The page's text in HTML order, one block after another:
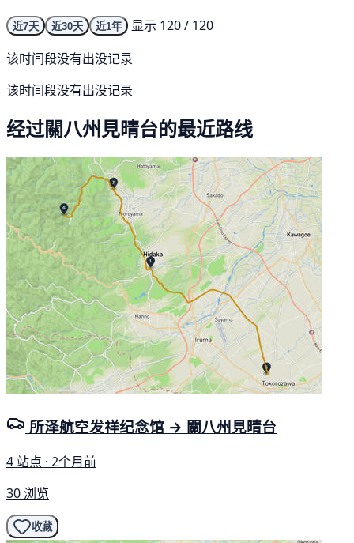
近7天 近30天 近1年
显示 120 / 120
该时间段没有出没记录
该时间段没有出没记录
经过關八州見晴台的最近路线
所泽航空发祥纪念馆 → 關八州見晴台
4 站点 · 2个月前
30 浏览
收藏